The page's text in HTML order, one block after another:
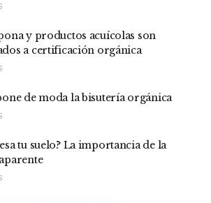
y productos acuícolas son
a certificación orgánica
de moda la bisutería orgánica
tu suelo? La importancia de la